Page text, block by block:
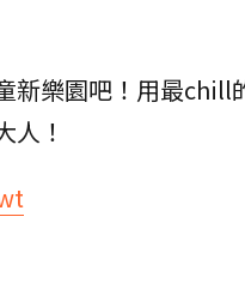
新樂園吧！用最chill
人！